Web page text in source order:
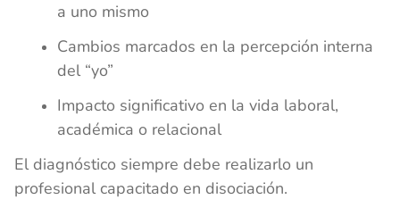
a uno mismo
Cambios marcados en la percepción interna
del “yo”
Impacto significativo en la vida laboral,
académica o relacional
El diagnóstico siempre debe realizarlo un
profesional capacitado en disociación.